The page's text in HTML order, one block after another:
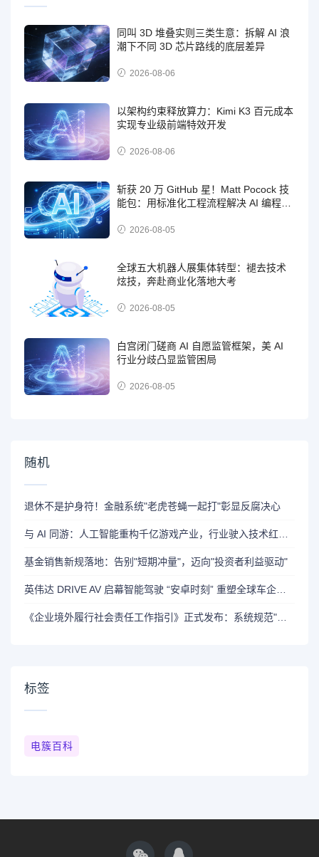
同叫 3D 堆叠实则三类生意：拆解 AI 浪
潮下不同 3D 芯片路线的底层差异
2026-08-06
以架构约束释放算力：Kimi K3 百元成本
实现专业级前端特效开发
2026-08-06
斩获 20 万 GitHub 星！Matt Pocock 技
能包：用标准化工程流程解决 AI 编程四
2026-08-05
全球五大机器人展集体转型：褪去技术
炫技，奔赴商业化落地大考
2026-08-05
白宫闭门磋商 AI 自愿监管框架，美 AI
行业分歧凸显监管困局
2026-08-05
随机
退休不是护身符！金融系统"老虎苍蝇一起打"彰显反腐决心
与 AI 同游：人工智能重构千亿游戏产业，行业驶入技术红利新周期
基金销售新规落地：告别"短期冲量"，迈向"投资者利益驱动"
英伟达 DRIVE AV 启幕智能驾驶 “安卓时刻” 重塑全球车企智能化赛道
《企业境外履行社会责任工作指引》正式发布：系统规范"走出去"企业社会责任实践
标签
电簇百科